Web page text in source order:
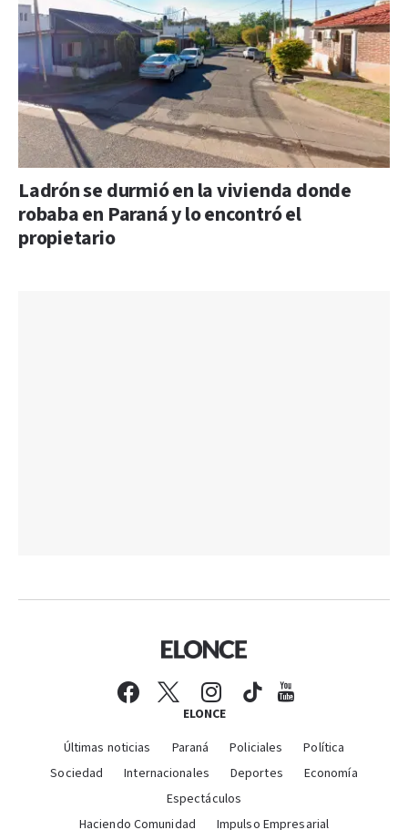
Ladrón se durmió en la vivienda donde
robaba en Paraná y lo encontró el
propietario
ELONCE
Últimas noticias Paraná Policiales
Política
Sociedad
Internacionales Deportes
Economía
Espectáculos
Haciendo Comunidad
Impulso Empresarial